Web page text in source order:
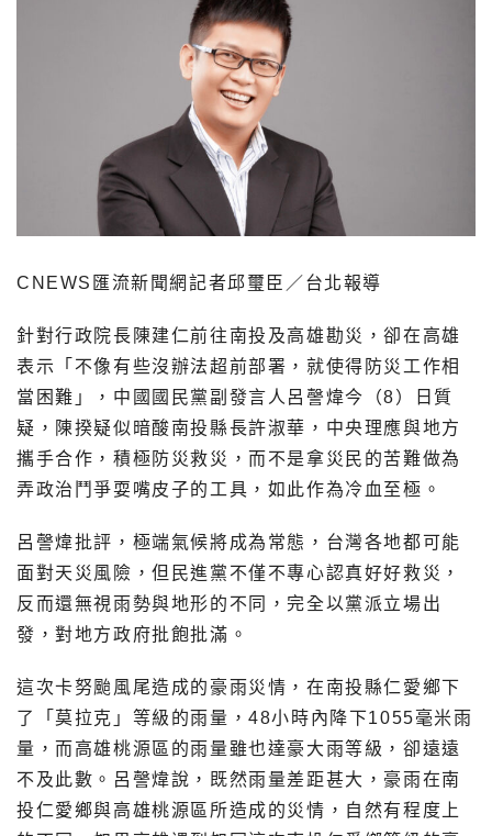
CNEWS匯流新聞網記者邱璽臣／台北報導
針對行政院長陳建仁前往南投及高雄勘災，卻在高雄
表示「不像有些沒辦法超前部署，就使得防災工作相
當困難」，中國國民黨副發言人呂謦煒今（8）日質
疑，陳揆疑似暗酸南投縣長許淑華，中央理應與地方
攜手合作，積極防災救災，而不是拿災民的苦難做為
弄政治鬥爭耍嘴皮子的工具，如此作為冷血至極。
呂謦煒批評，極端氣候將成為常態，台灣各地都可能
面對天災風險，但民進黨不僅不專心認真好好救災，
反而還無視雨勢與地形的不同，完全以黨派立場出
發，對地方政府批飽批滿。
這次卡努颱風尾造成的豪雨災情，在南投縣仁愛鄉下
了「莫拉克」等級的雨量，48小時內降下1055毫米雨
量，而高雄桃源區的雨量雖也達豪大雨等級，卻遠遠
不及此數。呂謦煒說，既然雨量差距甚大，豪雨在南
投仁愛鄉與高雄桃源區所造成的災情，自然有程度上